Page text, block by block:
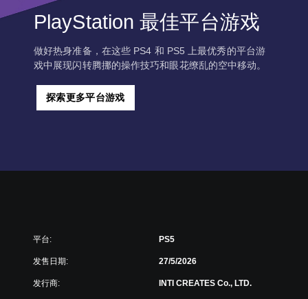
PlayStation 最佳平台游戏
做好热身准备，在这些 PS4 和 PS5 上最优秀的平台游
戏中展现闪转腾挪的操作技巧和眼花缭乱的空中移动。
探索更多平台游戏
平台: PS5
发售日期: 27/5/2026
发行商: INTI CREATES Co., LTD.